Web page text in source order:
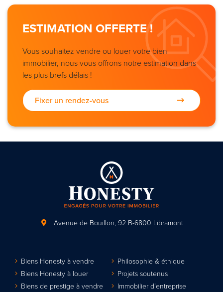
ESTIMATION OFFERTE !
Vous souhaitez vendre ou louer votre bien
immobilier, nous vous offrons notre estimation dans
les plus brefs délais !
Fixer un rendez-vous
Avenue de Bouillon, 92 B-6800 Libramont
Biens Honesty à vendre
Biens Honesty à louer
Biens de prestige à vendre
Philosophie & éthique
Projets soutenus
Immobilier d’entreprise